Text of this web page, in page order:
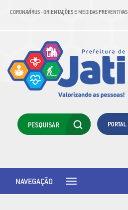
CORONAVÍRUS - ORIENTAÇÕES E MEDIDAS PREVENTIVAS
Toggle
NAVEGAÇÃO